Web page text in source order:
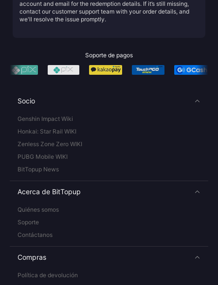
account and email for the redemption details. If it’s still missing,
contact our customer support team with your order details, and
we'll resolve the issue promptly.
Soporte de pagos
Socio
Genshin Impact Wiki
Honkai: Star Rail WIKI
Zenless Zone Zero WIKI
PUBG Mobile WIKI
BitTopup News
Acerca de BitTopup
Quiénes somos
Soporte
Contáctanos
Compras
Política de devolución